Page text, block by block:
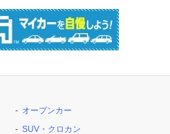
オープンカー
SUV・クロカン